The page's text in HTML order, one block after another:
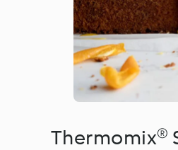
Thermomix®